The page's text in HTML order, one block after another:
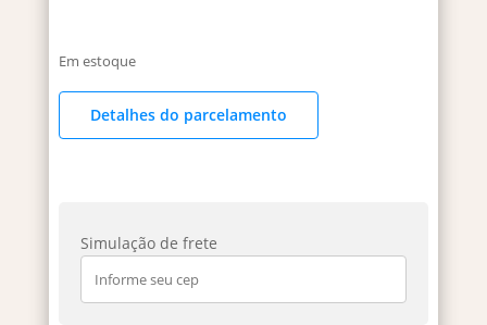
Em estoque
Detalhes do parcelamento
Simulação de frete